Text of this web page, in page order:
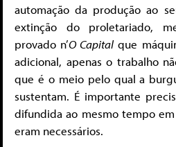
automação da produção ao
extinção do proletariado,
provado n’O Capitalque
adicional, apenas o trabalho
que é o meio pelo qual a
sustentam. É importante
difundida ao mesmo tempo
eram necessários.